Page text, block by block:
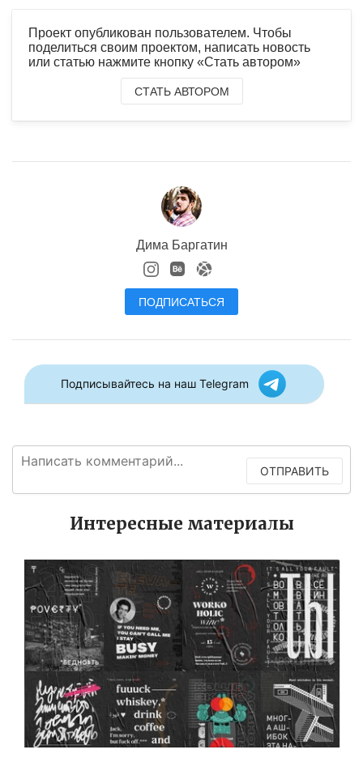
Проект опубликован пользователем. Чтобы
поделиться своим проектом, написать новость
или статью нажмите кнопку «Стать автором»
СТАТЬ АВТОРОМ
Дима Баргатин
ПОДПИСАТЬСЯ
Подписывайтесь на наш Telegram
ОТПРАВИТЬ
Интересные материалы